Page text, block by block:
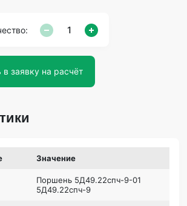
Добавить в заявку на расчёт
Значение
Поршень 5Д49.22спч-9-01
5Д49.22спч-9